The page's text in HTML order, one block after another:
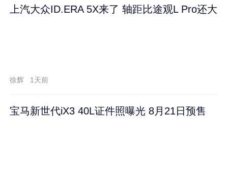
上汽大众ID.ERA 5X来了 轴距比途观L Pro还大
徐辉 1天前
宝马新世代iX3 40L证件照曝光 8月21日预售